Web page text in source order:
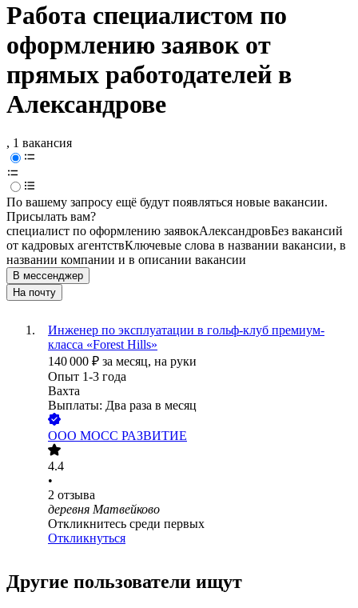
Работа специалистом по
оформлению заявок от
прямых работодателей в
Александрове
, 1 вакансия
По вашему запросу ещё будут появляться новые вакансии.
Присылать вам?
специалист по оформлению заявокАлександровБез вакансий
от кадровых агентствКлючевые слова в названии вакансии, в
названии компании и в описании вакансии
В мессенджер
На почту
Инженер по эксплуатации в гольф-клуб премиум-
класса «Forest Hills»
140 000 ₽ за месяц, на руки
Опыт 1-3 года
Вахта
Выплаты: Два раза в месяц
ООО МОСС РАЗВИТИЕ
4.4
•
2 отзыва
деревня Матвейково
Откликнитесь среди первых
Откликнуться
Другие пользователи ищут